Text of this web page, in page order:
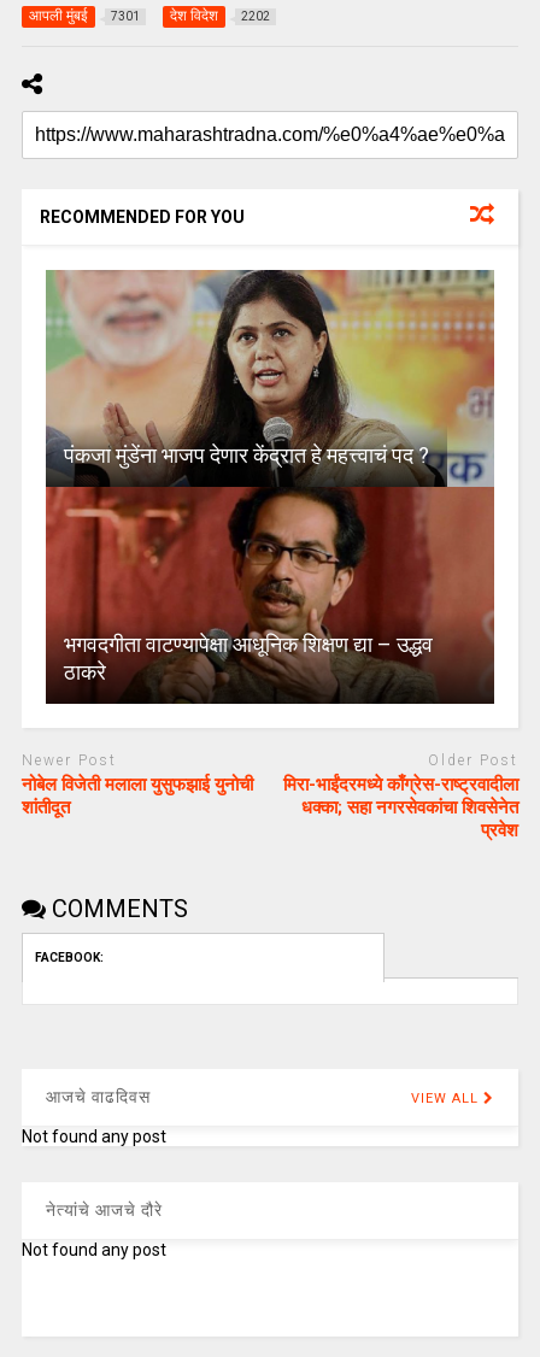
आपली मुंबई 7301 देश विदेश 2202
RECOMMENDED FOR YOU
पंकजा मुंडेंना भाजप देणार केंद्रात हे महत्त्वाचं पद ?
भगवदगीता वाटण्यापेक्षा आधूनिक शिक्षण द्या – उद्धव
ठाकरे
Newer Post
नोबेल विजेती मलाला युसुफझाई युनोची
शांतीदूत
Older Post
मिरा-भाईंदरमध्ये काँग्रेस-राष्ट्रवादीला
धक्का; सहा नगरसेवकांचा शिवसेनेत
प्रवेश
COMMENTS
FACEBOOK:
आजचे वाढदिवस VIEW ALL
Not found any post
नेत्यांचे आजचे दौरे
Not found any post